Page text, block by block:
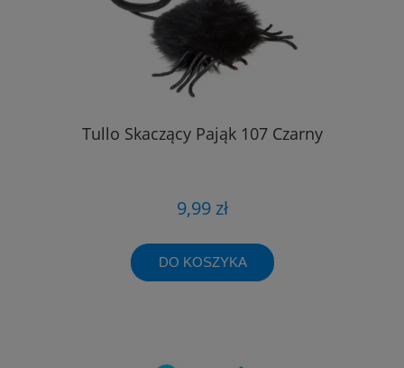
Tullo Skaczący Pająk 107 Czarny
9,99 zł
DO KOSZYKA